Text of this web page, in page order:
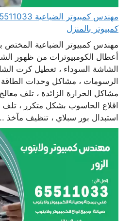
كمبيوتر بالمنزل
مهندس كمبيوتر الضباعية المختص
أعطال الكومبيوترات من ظهور
الشاشة السوداء ، تعطيل كرت
الرسومات ، مشاكل وحدات الطاقة
مشاكل الحرارة الزائدة ، تلف
اقلاع الحاسوب بشكل متكرر ، تلف
استبدال بور سبلاي ، تنظيف مآخذ